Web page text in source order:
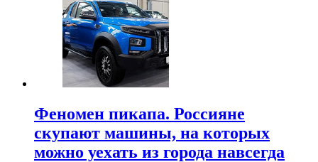
Феномен пикапа. Россияне
скупают машины, на которых
можно уехать из города навсегда